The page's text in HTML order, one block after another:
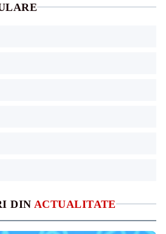
DIN ACTUALITATE